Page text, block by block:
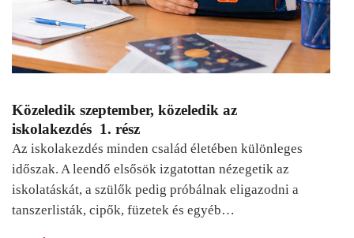
Közeledik szeptember, közeledik az
iskolakezdés 1. rész
Az iskolakezdés minden család életében különleges
időszak. A leendő elsősök izgatottan nézegetik az
iskolatáskát, a szülők pedig próbálnak eligazodni a
tanszerlisták, cipők, füzetek és egyéb…